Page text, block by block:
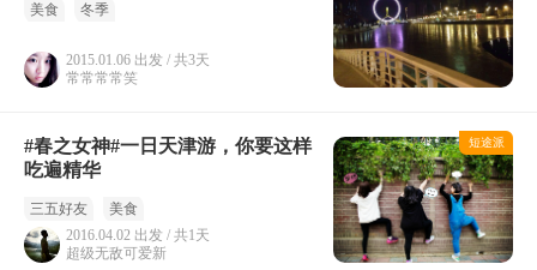
美食 冬季
2015.01.06 出发 / 共3天
常常常常笑
#春之女神#一日天津游，你要这样
吃遍精华
三五好友
美食
2016.04.02 出发 / 共1天
超级无敌可爱新
短途派